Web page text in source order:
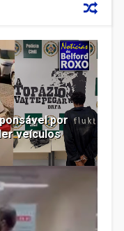
por
veículos